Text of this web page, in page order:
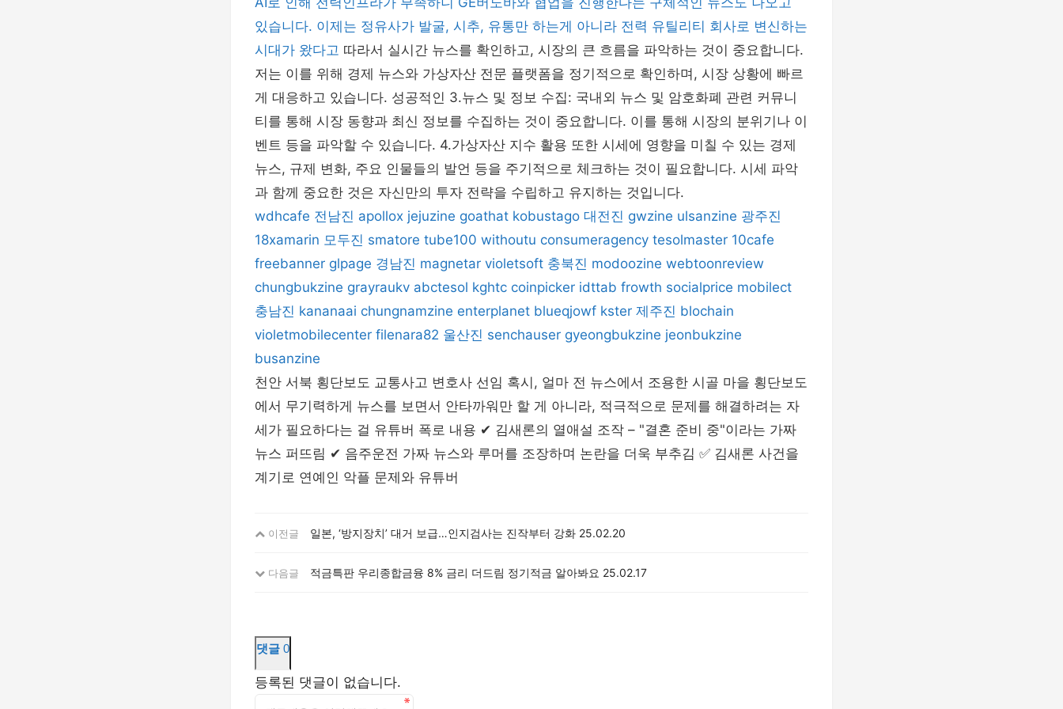
있습니다. 이제는 정유사가 발굴, 시추, 유통만 하는게 아니라 전력 유틸리티 회사로 변신하는
시대가 왔다고 따라서 실시간 뉴스를 확인하고, 시장의 큰 흐름을 파악하는 것이 중요합니다.
저는 이를 위해 경제 뉴스와 가상자산 전문 플랫폼을 정기적으로 확인하며, 시장 상황에 빠르
게 대응하고 있습니다. 성공적인 3.뉴스 및 정보 수집: 국내외 뉴스 및 암호화폐 관련 커뮤니
티를 통해 시장 동향과 최신 정보를 수집하는 것이 중요합니다. 이를 통해 시장의 분위기나 이
벤트 등을 파악할 수 있습니다. 4.가상자산 지수 활용 또한 시세에 영향을 미칠 수 있는 경제
뉴스, 규제 변화, 주요 인물들의 발언 등을 주기적으로 체크하는 것이 필요합니다. 시세 파악
과 함께 중요한 것은 자신만의 투자 전략을 수립하고 유지하는 것입니다.
wdhcafe 전남진 apollox jejuzine goathat kobustago 대전진 gwzine ulsanzine 광주진
18xamarin 모두진 smatore tube100 withoutu consumeragency tesolmaster 10cafe
freebanner glpage 경남진 magnetar violetsoft 충북진 modoozine webtoonreview
chungbukzine grayraukv abctesol kghtc coinpicker idttab frowth socialprice mobilect
충남진 kananaai chungnamzine enterplanet blueqjowf kster 제주진 blochain
violetmobilecenter filenara82 울산진 senchauser gyeongbukzine jeonbukzine
busanzine
천안 서북 횡단보도 교통사고 변호사 선임 혹시, 얼마 전 뉴스에서 조용한 시골 마을 횡단보도
에서 무기력하게 뉴스를 보면서 안타까워만 할 게 아니라, 적극적으로 문제를 해결하려는 자
세가 필요하다는 걸 유튜버 폭로 내용 ✔ 김새론의 열애설 조작 – "결혼 준비 중"이라는 가짜
뉴스 퍼뜨림 ✔ 음주운전 가짜 뉴스와 루머를 조장하며 논란을 더욱 부추김 ✅ 김새론 사건을
계기로 연예인 악플 문제와 유튜버
이전글 일본, ‘방지장치’ 대거 보급…인지검사는 진작부터 강화 25.02.20
다음글 적금특판 우리종합금융 8% 금리 더드림 정기적금 알아봐요 25.02.17
댓글 0
등록된 댓글이 없습니다.